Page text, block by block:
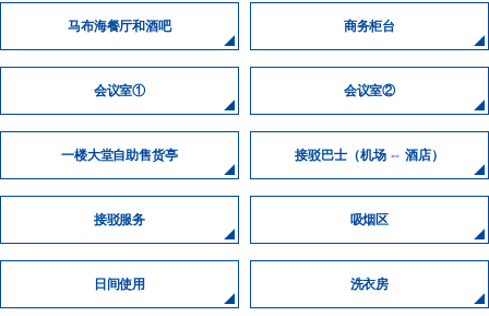
马布海餐厅和酒吧 商务柜台
会议室① 会议室②
一楼大堂自助售货亭 接驳巴士（机场 ⇔ 酒店）
接驳服务 吸烟区
日间使用 洗衣房